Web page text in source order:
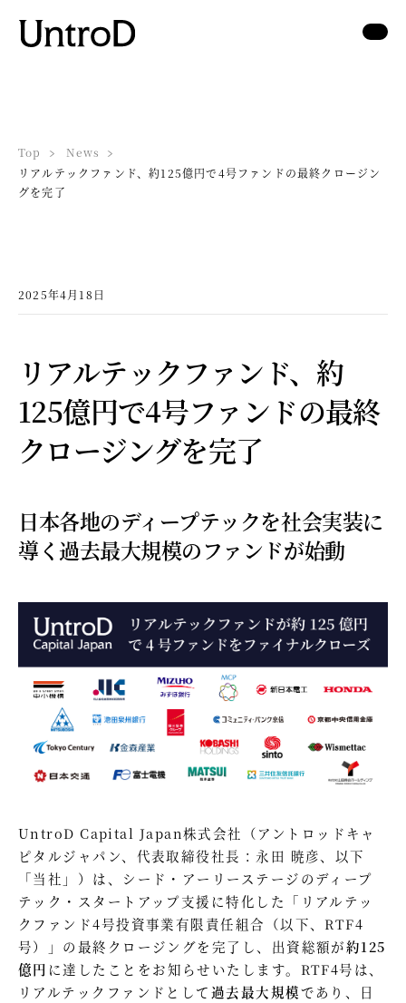
Top
News
リアルテックファンド、約125億円で4号ファンドの最終クロージン
グを完了
2025年4月18日
リアルテックファンド、約
125億円で4号ファンドの最終
クロージングを完了
日本各地のディープテックを社会実装に
導く過去最大規模のファンドが始動
UntroD Capital Japan株式会社（アントロッドキャ
ピタルジャパン、代表取締役社長：永田 暁彦、以下
「当社」）は、シード・アーリーステージのディープ
テック・スタートアップ支援に特化した「リアルテッ
クファンド4号投資事業有限責任組合（以下、RTF4
号）」の最終クロージングを完了し、出資総額が約125
億円 に達したことをお知らせいたします。RTF4号は、
リアルテックファンドとして過去最大規模であり、日